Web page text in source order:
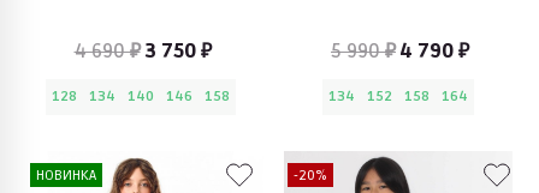
4 690 ₽3 750 ₽
128 134 140 146 158
5 990 ₽ 4 790 ₽
134 152 158 164
НОВИНКА -20%